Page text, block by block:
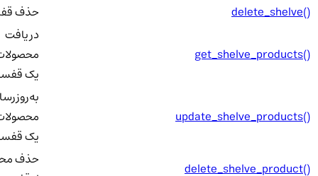
delete_shelve()
حذف
get_shelve_products()
دریافت
یک قفسه
update_shelve_products()
یک قفسه
delete_shelve_product()
حذف